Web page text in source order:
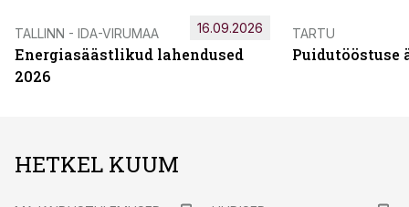
TALLINN - IDA-VIRUMAA
Energiasäästlikud lahendused
2026
16.09.2026 TARTU
Puidutööstuse
HETKEL KUUM